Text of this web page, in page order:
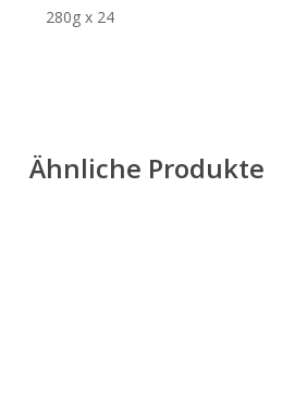
280g x 24
Ähnliche Produkte